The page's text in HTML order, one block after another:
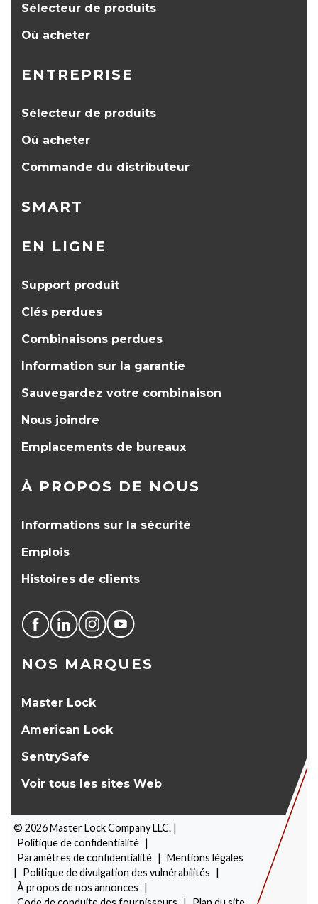
Sélecteur de produits
Où acheter
ENTREPRISE
Sélecteur de produits
Où acheter
Commande du distributeur
SMART
EN LIGNE
Support produit
Clés perdues
Combinaisons perdues
Information sur la garantie
Sauvegardez votre combinaison
Nous joindre
Emplacements de bureaux
À PROPOS DE NOUS
Informations sur la sécurité
Emplois
Histoires de clients
NOS MARQUES
Master Lock
American Lock
SentrySafe
Voir tous les sites Web
© 2026Master Lock Company LLC. |
Politique de confidentialité |
Paramètres de confidentialité | Mentions légales
|
Politique de divulgation des vulnérabilités |
À propos de nos annonces |